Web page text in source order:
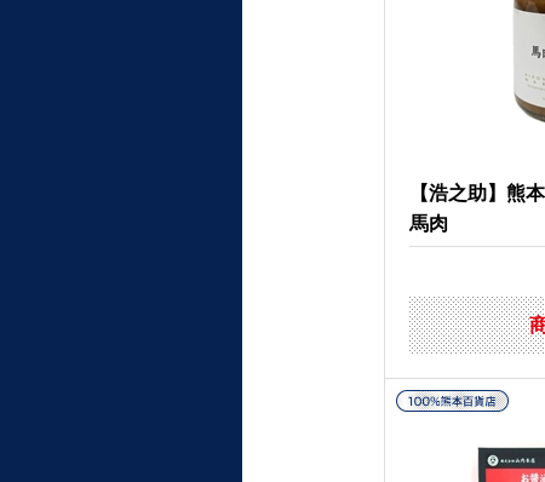
【浩之助】熊
馬肉